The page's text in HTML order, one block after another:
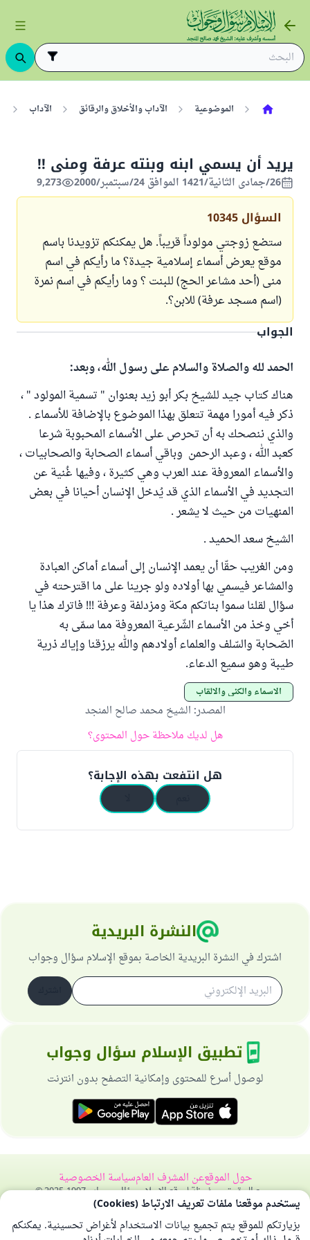
الموضوعية الآداب والأخلاق والرقائق الآداب
يريد أن يسمي ابنه وبنته عرفة وِمنى !!
26/جمادى الثانية/1421 الموافق 24/سبتمبر/2000 9,273
السؤال 10345
ستضع زوجتي مولوداً قريباً. هل يمكنكم تزويدنا باسم
موقع يعرض أسماء إسلامية جيدة؟ ما رأيكم في اسم
منى (أحد مشاعر الحج) للبنت ؟ وما رأيكم في اسم نمرة
(اسم مسجد عرفة) للابن؟.
الجواب
الحمد لله والصلاة والسلام على رسول الله، وبعد:
هناك كتاب جيد للشيخ بكر أبو زيد بعنوان " تسمية المولود " ،
ذكر فيه أمورا مهمة تتعلق بهذا الموضوع بالإضافة للأسماء .
والذي ننصحك به أن تحرص على الأسماء المحبوبة شرعا
كعبد الله ، وعبد الرحمن وباقي أسماء الصحابة والصحابيات ،
والأسماء المعروفة عند العرب وهي كثيرة ، وفيها غُنية عن
التجديد في الأسماء الذي قد يُدخل الإنسان أحيانا في بعض
المنهيات من حيث لا يشعر .
الشيخ سعد الحميد .
ومن الغريب حقّا أن يعمد الإنسان إلى أسماء أماكن العبادة
والمشاعر فيسمي بها أولاده ولو جرينا على ما اقترحته في
سؤال لقلنا سموا بناتكم مكة ومزدلفة وعرفة !!! فاترك هذا يا
أخي وخذ من الأسماء الشّرعية المعروفة مما سمّى به
الصّحابة والسّلف والعلماء أولادهم والله يرزقنا وإياك ذرية
طيبة وهو سميع الدعاء.
الأسماء والكنى والألقاب
المصدر: الشيخ محمد صالح المنجد
هل لديك ملاحظة حول المحتوى؟
هل انتفعت بهذه الإجابة؟
النشرة البريدية
اشترك في النشرة البريدية الخاصة بموقع الإسلام سؤال وجواب
تطبيق الإسلام سؤال وجواب
لوصول أسرع للمحتوى وإمكانية التصفح بدون انترنت
حول الموقععن المشرف العامسياسة الخصوصية
جميع الحقوق محفوظة لموقع الإسلام سؤال وجواب 1997-2025 ©
يستخدم موقعنا ملفات تعريف الارتباط (Cookies)
بزيارتكم للموقع يتم تجميع بيانات الاستخدام لأغراض تحسينية. يمكنكم